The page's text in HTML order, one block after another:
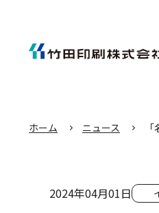
ホーム ニュース
2024年04月01日